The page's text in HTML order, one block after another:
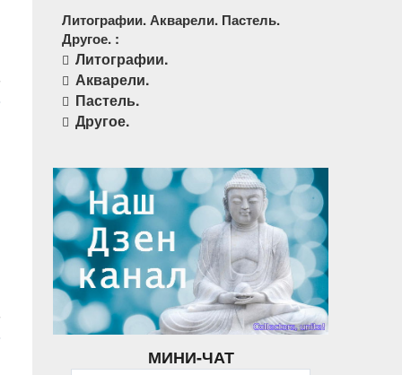
Литографии. Акварели. Пастель.
Другое. :
Литографии.
Акварели.
Пастель.
Другое.
МИНИ-ЧАТ